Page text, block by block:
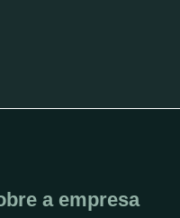
a empresa